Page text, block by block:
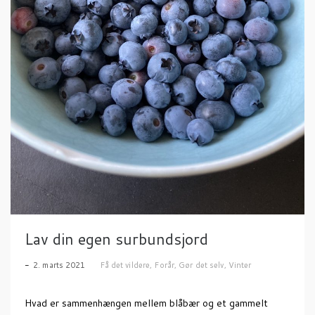
Lav din egen surbundsjord
2. marts 2021 Få det vildere, Forår, Gør det selv, Vinter
Hvad er sammenhængen mellem blåbær og et gammelt